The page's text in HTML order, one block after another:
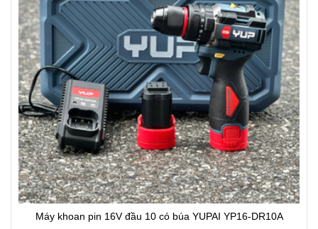
Máy khoan pin 16V đầu 10 có búa YUPAI YP16-DR10A